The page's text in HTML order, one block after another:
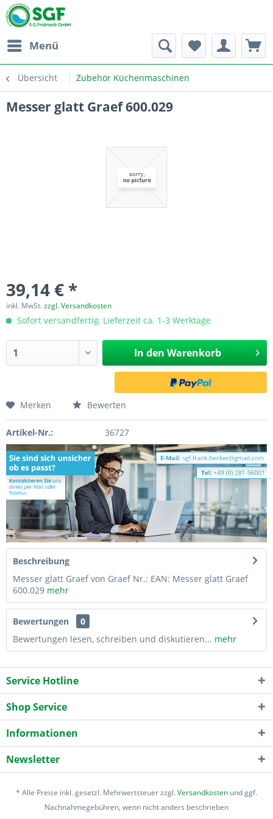
Menü
Übersicht Zubehör Küchenmaschinen
Messer glatt Graef 600.029
39,14 € *
inkl. MwSt.zzgl. Versandkosten
Sofort versandfertig, Lieferzeit ca. 1-3 Werktage
In den Warenkorb
Merken Bewerten
Artikel-Nr.: 36727
Beschreibung
Messer glatt Graef von Graef Nr.: EAN: Messer glatt Graef
600.029 mehr
Bewertungen
0
Bewertungen lesen, schreiben und diskutieren... mehr
Service Hotline
Shop Service
Informationen
Newsletter
* Alle Preise inkl. gesetzl. Mehrwertsteuer zzgl.Versandkosten und ggf.
Nachnahmegebühren, wenn nicht anders beschrieben